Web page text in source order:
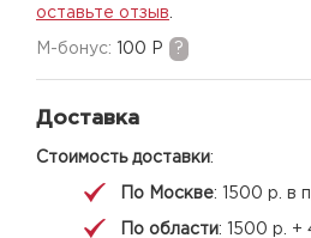
оставьте отзыв
M-бонус: 100 Р ?
Доставка
Стоимость доставки:
По Москве: 1500 р. в
По области: 1500 р. +